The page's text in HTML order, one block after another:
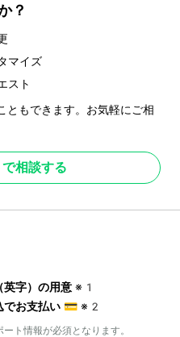
？
マイズ
スト
ともできます。お気軽にご相
相談する
英字）の用意 ※1
でお支払い 💳 ※2
情報が必須となります。